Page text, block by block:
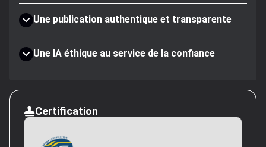
Une publication authentique et transparente
Une IA éthique au service de la confiance
Certification